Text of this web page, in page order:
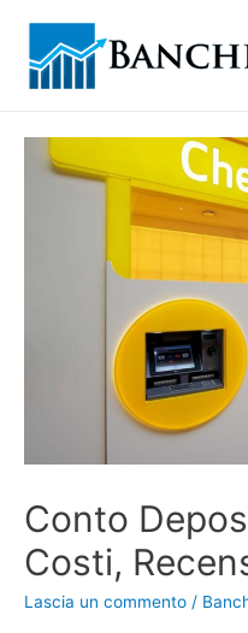
Conto
Costi,
Lascia un commento /